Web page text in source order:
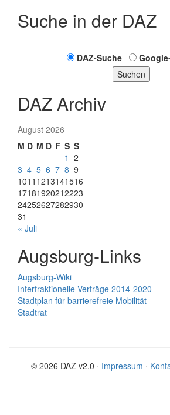
Suche in der DAZ
DAZ-Suche
Suchen
DAZ Archiv
August 2026
M D M D F S S
1 2
3 4 5 6 7 8 9
1011 1213141516
17181920212223
24252627282930
31
« Juli
Augsburg-Links
Augsburg-Wiki
Interfraktionelle Verträge 2014-2020
Stadtplan für barrierefreie Mobilität
Stadtrat
© 2026 DAZ v2.0 · Impressum ·